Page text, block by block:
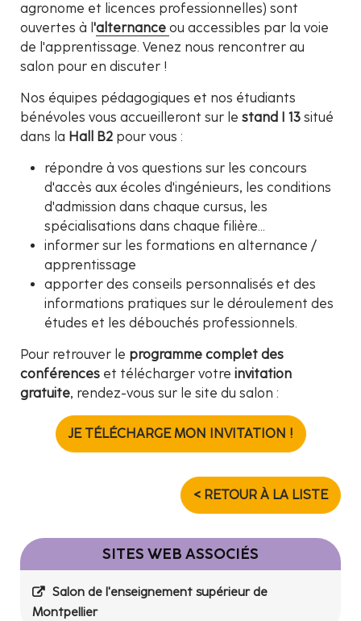
agronome et licences professionnelles) sont
ouvertes à l 'alternance ou accessibles par la voie
de l'apprentissage. Venez nous rencontrer au
salon pour en discuter !
Nos équipes pédagogiques et nos étudiants
bénévoles vous accueilleront sur le stand I 13 situé
dans la Hall B2 pour vous :
répondre à vos questions sur les concours
d'accès aux écoles d'ingénieurs, les conditions
d'admission dans chaque cursus, les
spécialisations dans chaque filière...
informer sur les formations en alternance /
apprentissage
apporter des conseils personnalisés et des
informations pratiques sur le déroulement des
études et les débouchés professionnels.
Pour retrouver le programme complet des
conférences et télécharger votre invitation
gratuite, rendez-vous sur le site du salon :
JE TÉLÉCHARGE MON INVITATION !
< RETOUR À LA LISTE
SITES WEB ASSOCIÉS
Salon de l'enseignement supérieur de
Montpellier